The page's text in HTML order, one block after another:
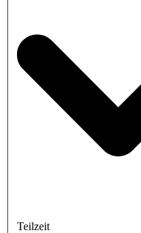
Teilzeit